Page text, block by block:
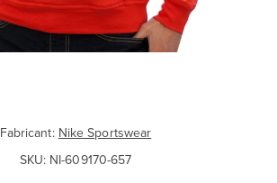
Fabricant:Nike Sportswear
SKU: NI-609170-657